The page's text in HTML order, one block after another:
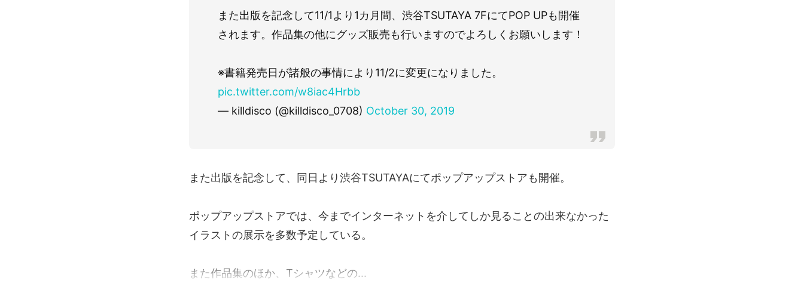
また出版を記念して11/1より1カ月間、渋谷TSUTAYA 7FにてPOP UPも開催
されます。作品集の他にグッズ販売も行いますのでよろしくお願いします！
※書籍発売日が諸般の事情により11/2に変更になりました。
pic.twitter.com/w8iac4Hrbb
— killdisco (@killdisco_0708) October 30, 2019
また出版を記念して、同日より渋谷TSUTAYAにてポップアップストアも開催。
ポップアップストアでは、今までインターネットを介してしか見ることの出来なかった
イラストの展示を多数予定している。
また作品集のほか、Tシャツなどの...